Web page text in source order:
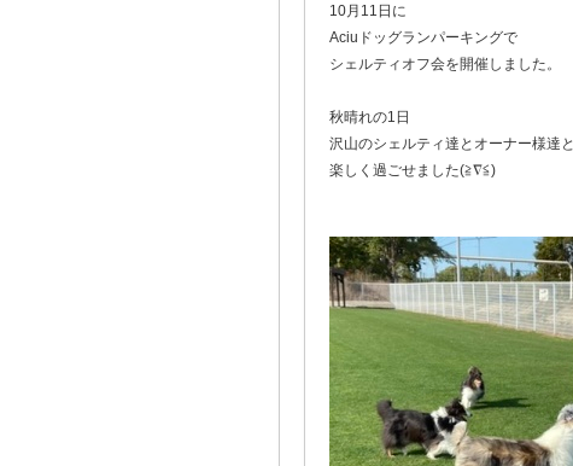
10月11日に
Aciuドッグランパーキングで
シェルティオフ会を開催しました。
秋晴れの1日
沢山のシェルティ達とオーナー様達と
楽しく過ごせました(≧∇≦)